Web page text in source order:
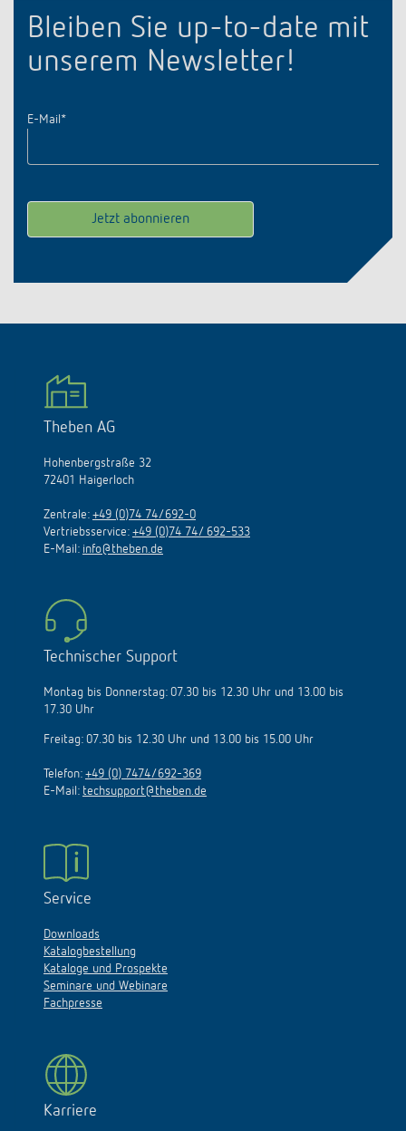
Bleiben Sie up-to-date mit
unserem Newsletter!
E-Mail *
Theben AG
Hohenbergstraße 32
72401 Haigerloch
Zentrale: +49 (0)74 74/692-0
Vertriebsservice: +49 (0)74 74/ 692-533
E-Mail: info@theben.de
Technischer Support
Montag bis Donnerstag: 07.30 bis 12.30 Uhr und 13.00 bis
17.30 Uhr
Freitag: 07.30 bis 12.30 Uhr und 13.00 bis 15.00 Uhr
Telefon: +49 (0) 7474/692-369
E-Mail: techsupport@theben.de
Service
Downloads
Katalogbestellung
Kataloge und Prospekte
Seminare und Webinare
Fachpresse
Karriere